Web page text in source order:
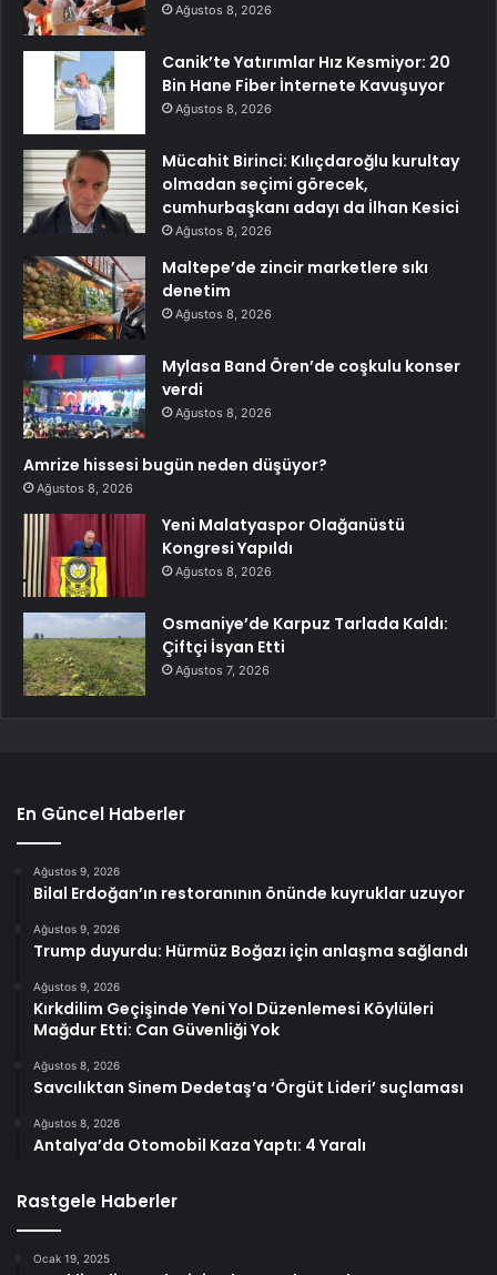
Ağustos 8, 2026
Canik’te Yatırımlar Hız Kesmiyor: 20
Bin Hane Fiber İnternete Kavuşuyor
Ağustos 8, 2026
Mücahit Birinci: Kılıçdaroğlu kurultay
olmadan seçimi görecek,
cumhurbaşkanı adayı da İlhan Kesici
Ağustos 8, 2026
Maltepe’de zincir marketlere sıkı
denetim
Ağustos 8, 2026
Mylasa Band Ören’de coşkulu konser
verdi
Ağustos 8, 2026
Amrize hissesi bugün neden düşüyor?
Ağustos 8, 2026
Yeni Malatyaspor Olağanüstü
Kongresi Yapıldı
Ağustos 8, 2026
Osmaniye’de Karpuz Tarlada Kaldı:
Çiftçi İsyan Etti
Ağustos 7, 2026
En Güncel Haberler
Ağustos 9, 2026
Bilal Erdoğan’ın restoranının önünde kuyruklar uzuyor
Ağustos 9, 2026
Trump duyurdu: Hürmüz Boğazı için anlaşma sağlandı
Ağustos 9, 2026
Kırkdilim Geçişinde Yeni Yol Düzenlemesi Köylüleri
Mağdur Etti: Can Güvenliği Yok
Ağustos 8, 2026
Savcılıktan Sinem Dedetaş’a ‘Örgüt Lideri’ suçlaması
Ağustos 8, 2026
Antalya’da Otomobil Kaza Yaptı: 4 Yaralı
Rastgele Haberler
Ocak 19, 2025